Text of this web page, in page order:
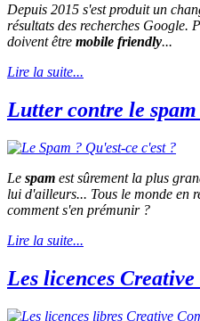
Depuis 2015 s'est produit un
résultats des recherches Google.
doivent être mobile friendly...
Lire la suite...
Lutter contre le
Le spam est sûrement la plus
lui d'ailleurs... Tous le monde en
comment s'en prémunir ?
Lire la suite...
Les licences